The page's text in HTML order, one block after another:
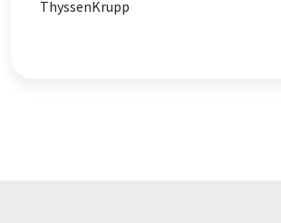
ThyssenKrupp